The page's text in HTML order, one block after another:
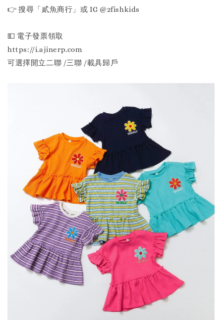
👉 搜尋「貳魚商行」或 IG @2fishkids
💵 電子發票領取
https://i.ajinerp.com
可選擇開立二聯 /三聯 /載具歸戶